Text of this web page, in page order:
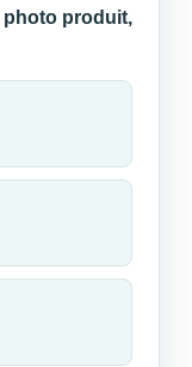
photo produit,